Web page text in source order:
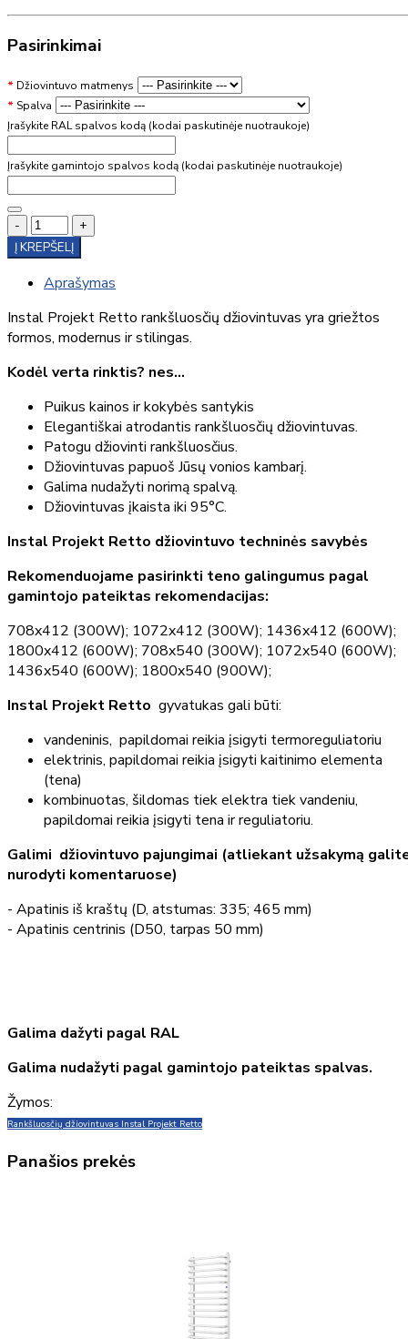
Pasirinkimai
Džiovintuvo matmenys
Spalva
Įrašykite RAL spalvos kodą (kodai paskutinėje nuotraukoje)
Įrašykite gamintojo spalvos kodą (kodai paskutinėje nuotraukoje)
-
+
Į KREPŠELĮ
Aprašymas
Instal Projekt Retto rankšluosčių džiovintuvas yra griežtos
formos, modernus ir stilingas.
Kodėl verta rinktis? nes…
Puikus kainos ir kokybės santykis
Elegantiškai atrodantis rankšluosčių džiovintuvas.
Patogu džiovinti rankšluosčius.
Džiovintuvas papuoš Jūsų vonios kambarį.
Galima nudažyti norimą spalvą.
Džiovintuvas įkaista iki 95°C.
Instal Projekt Retto džiovintuvo techninės savybės
Rekomenduojame pasirinkti teno galingumus pagal
gamintojo pateiktas rekomendacijas:
708x412 (300W); 1072x412 (300W); 1436x412 (600W);
1800x412 (600W); 708x540 (300W); 1072x540 (600W);
1436x540 (600W); 1800x540 (900W);
Instal Projekt Retto gyvatukas gali būti:
vandeninis, papildomai reikia įsigyti termoreguliatoriu
elektrinis, papildomai reikia įsigyti kaitinimo elementa
(tena)
kombinuotas, šildomas tiek elektra tiek vandeniu,
papildomai reikia įsigyti tena ir reguliatoriu.
Galimi džiovintuvo pajungimai (atliekant užsakymą
nurodyti komentaruose)
- Apatinis iš kraštų (D, atstumas: 335; 465 mm)
- Apatinis centrinis (D50, tarpas 50 mm)
Galima dažyti pagal RAL
Galima nudažyti pagal gamintojo pateiktas spalvas.
Žymos:
Rankšluosčių džiovintuvas Instal Projekt Retto
Panašios prekės